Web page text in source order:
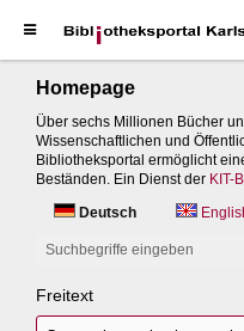
Homepage
Über sechs Millionen Bücher
Wissenschaftlichen und
Bibliotheksportal ermöglicht
Beständen. Ein Dienst der KIT-
Deutsch
Suchbegriffe eingeben
Freitext